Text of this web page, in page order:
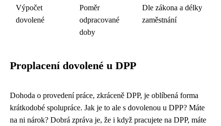
Výpočet
dovolené
Poměr
odpracované
doby
Dle zákona a délky
zaměstnání
Proplacení dovolené u DPP
Dohoda o provedení práce, zkráceně DPP, je oblíbená forma
krátkodobé spolupráce. Jak je to ale s dovolenou u DPP? Máte
na ni nárok? Dobrá zpráva je, že i když pracujete na DPP, máte